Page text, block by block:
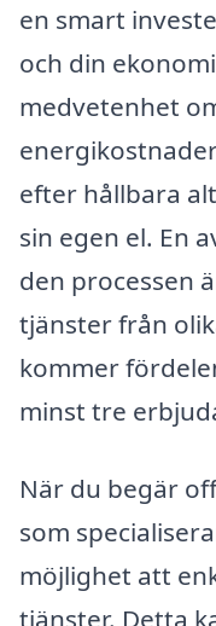
en smart
och din
medvetenhet
efter hållbara
sin egen el. En
den processen
tjänster från
kommer
minst tre
När du begär
som
möjlighet att
tjänster. Detta